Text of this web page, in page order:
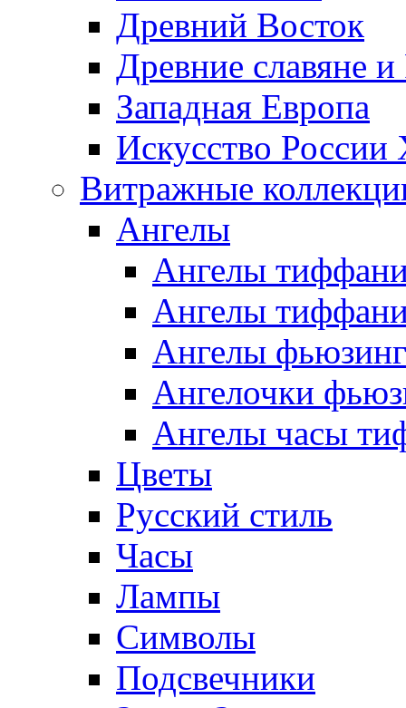
Древний Восток
Древние славяне и
Западная Европа
Искусство
Витражные
Ангелы
Ангелы
Ангелы
Ангелы фьюзинг
Ангелочки
Ангелы часы
Цветы
Русский стиль
Часы
Лампы
Символы
Подсвечники